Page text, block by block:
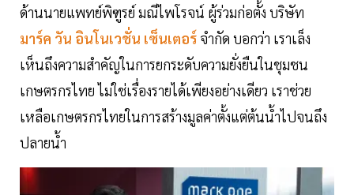
ด้านนายแพทย์พิฑูรย์ มณีไพโรจน์ ผู้ร่วมก่อตั้ง บริษัท
มาร์ค วัน อินโนเวชั่น เซ็นเตอร์ จำกัด บอกว่า เราเล็ง
เห็นถึงความสำคัญในการยกระดับความยั่งยืนในชุมชน
เกษตรกรไทย ไม่ใช่เรื่องรายได้เพียงอย่างเดียว เราช่วย
เหลือเกษตรกรไทยในการสร้างมูลค่าตั้งแต่ต้นน้ำไปจนถึง
ปลายน้ำ